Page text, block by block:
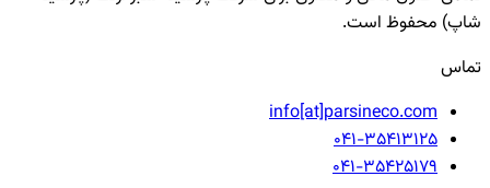
شاپ) محفوظ است.
تماس
info[at]parsineco.com
041-35413125
041-35425179